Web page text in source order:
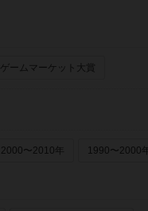
ゲームマーケット大賞
2000〜2010年 1990〜2000年